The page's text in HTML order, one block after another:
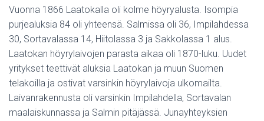
Vuonna 1866 Laatokalla oli kolme höyryalusta. Isompia
purjealuksia 84 oli yhteensä. Salmissa oli 36, Impilahdessa
30, Sortavalassa 14, Hiitolassa 3 ja Sakkolassa 1 alus.
Laatokan höyrylaivojen parasta aikaa oli 1870-luku. Uudet
yritykset teettivät aluksia Laatokan ja muun Suomen
telakoilla ja ostivat varsinkin höyrylaivoja ulkomailta.
Laivanrakennusta oli varsinkin Impilahdella, Sortavalan
maalaiskunnassa ja Salmin pitäjässä. Junayhteyksien